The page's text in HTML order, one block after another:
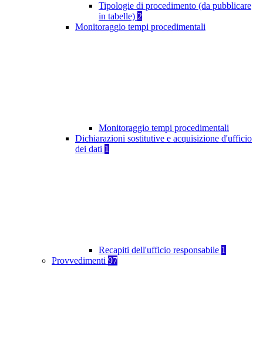
Tipologie di procedimento (da pubblicare
in tabelle) 2
Monitoraggio tempi procedimentali
Monitoraggio tempi procedimentali
Dichiarazioni sostitutive e acquisizione d'ufficio
dei dati 1
Recapiti dell'ufficio responsabile 1
Provvedimenti 97